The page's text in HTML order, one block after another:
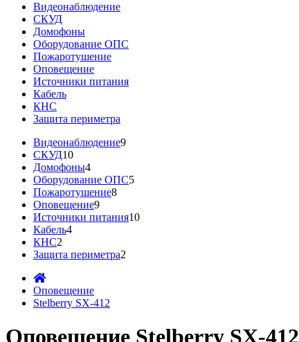
Видеонаблюдение
СКУД
Домофоны
Оборудование ОПС
Пожаротушение
Оповещение
Источники питания
Кабель
КНС
Защита периметра
Видеонаблюдение9
СКУД10
Домофоны4
Оборудование ОПС5
Пожаротушение8
Оповещение9
Источники питания10
Кабель4
КНС2
Защита периметра2
Оповещение
Stelberry SX-412
Оповещение Stelberry SX-412